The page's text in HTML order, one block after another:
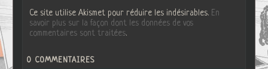
Ce site utilise Akismet pour réduire les indésirables. En
savoir plus sur la façon dont les données de vos
commentaires sont traitées.
0 COMMENTAIRES